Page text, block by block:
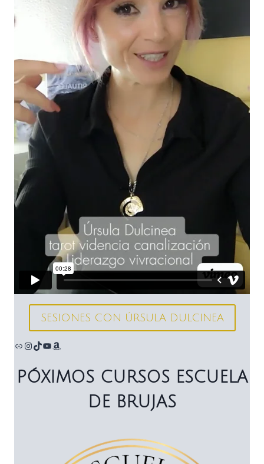
SESIONES CON ÚRSULA DULCINEA
Enlace
Instagram
TikTok
YouTube
Amazon
PÓXIMOS CURSOS ESCUELA
DE BRUJAS